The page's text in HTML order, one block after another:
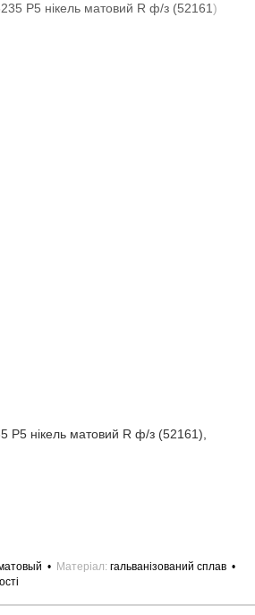
P5 нікель матовий R ф/з (52161),
Матеріал гальванізований сплав